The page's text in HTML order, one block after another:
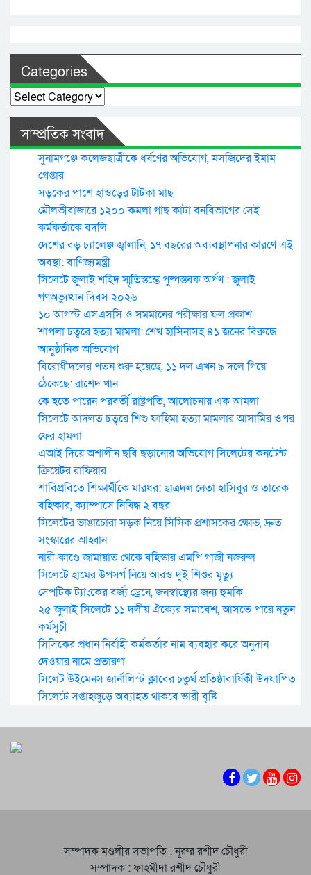
Categories
Categories
সাম্প্রতিক সংবাদ
সুনামগঞ্জে কলেজছাত্রীকে ধর্ষণের অভিযোগ, মসজিদের ইমাম
গ্রেপ্তার
সড়কের পাশে হাওড়ের টাটকা মাছ
মৌলভীবাজারে ১২০০ কমলা গাছ কাটা বনবিভাগের সেই
কর্মকর্তাকে বদলি
দেশের বড় চ্যালেঞ্জ জ্বালানি, ১৭ বছরের অব্যবস্থাপনার কারণে এই
অবস্থা: বাণিজ্যমন্ত্রী
সিলেটে জুলাই শহিদ স্মৃতিস্তম্ভে পুষ্পস্তবক অর্পণ : জুলাই
গণঅভ্যুত্থান দিবস ২০২৬
১০ আগস্ট এসএসসি ও সমমানের পরীক্ষার ফল প্রকাশ
শাপলা চত্বরে হত্যা মামলা: শেখ হাসিনাসহ ৪১ জনের বিরুদ্ধে
আনুষ্ঠানিক অভিযোগ
বিরোধীদলের পতন শুরু হয়েছে, ১১ দল এখন ৯ দলে গিয়ে
ঠেকেছে: রাশেদ খান
কে হতে পারেন পরবর্তী রাষ্ট্রপতি, আলোচনায় এক আমলা
সিলেটে আদলত চত্বরে শিশু ফাহিমা হত্যা মামলার আসামির ওপর
ফের হামলা
এআই দিয়ে অশালীন ছবি ছড়ানোর অভিযোগ সিলেটের কনটেন্ট
ক্রিয়েটর রাফিয়ার
শাবিপ্রবিতে শিক্ষার্থীকে মারধর: ছাত্রদল নেতা হাসিবুর ও তারেক
বহিষ্কার, ক্যাম্পাসে নিষিদ্ধ ২ বছর
সিলেটের ভাঙাচোরা সড়ক নিয়ে সিসিক প্রশাসকের ক্ষোভ, দ্রুত
সংস্কারের আহ্বান
নারী-কাণ্ডে জামায়াত থেকে বহিস্কার এমপি গাজী নজরুল
সিলেটে হামের উপসর্গ নিয়ে আরও দুই শিশুর মৃত্যু
সেপটিক ট্যাংকের বর্জ্য ড্রেনে, জনস্বাস্থ্যের জন্য হুমকি
২৫ জুলাই সিলেটে ১১ দলীয় ঐক্যের সমাবেশ, আসতে পারে নতুন
কর্মসুচী
সিসিকের প্রধান নির্বাহী কর্মকর্তার নাম ব্যবহার করে অনুদান
দেওয়ার নামে প্রতারণা
সিলেট উইমেনস জার্নালিস্ট ক্লাবের চতুর্থ প্রতিষ্ঠাবার্ষিকী উদযাপিত
সিলেটে সপ্তাহজুড়ে অব্যাহত থাকবে ভারী বৃষ্টি
সম্পাদক মণ্ডলীর সভাপতি : নূরুর রশীদ চৌধুরী
সম্পাদক : ফাহমীদা রশীদ চৌধুরী